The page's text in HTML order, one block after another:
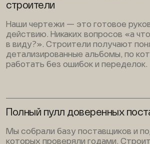
строители
Наши чертежи — это готовое
действию. Никаких вопросов «а
в виду?». Строители получают
детализированные альбомы, по
работать без ошибок и переделок.
Полный пулл доверенных
Мы собрали базу поставщиков и
которых проверяли годами.